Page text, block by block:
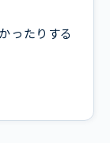
ったりする